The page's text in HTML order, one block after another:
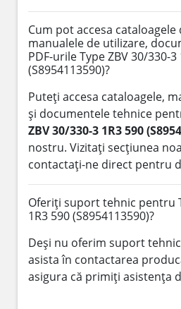
Cum pot accesa
manualele de utilizare,
PDF-urile Type ZBV 30/330-3
(S8954113590)?
Puteți accesa cataloagele,
și documentele tehnice
ZBV 30/330-3 1R3 590
nostru. Vizitați secțiunea
contactați-ne direct pentru
Oferiți suport tehnic pentru
1R3 590 (S8954113590)?
Deși nu oferim suport
asista în contactarea
asigura că primiți asistența